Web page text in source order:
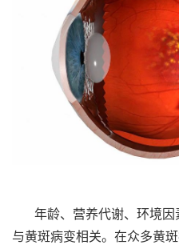
年龄、营养代谢、环境
与黄斑病变相关。在众多黄